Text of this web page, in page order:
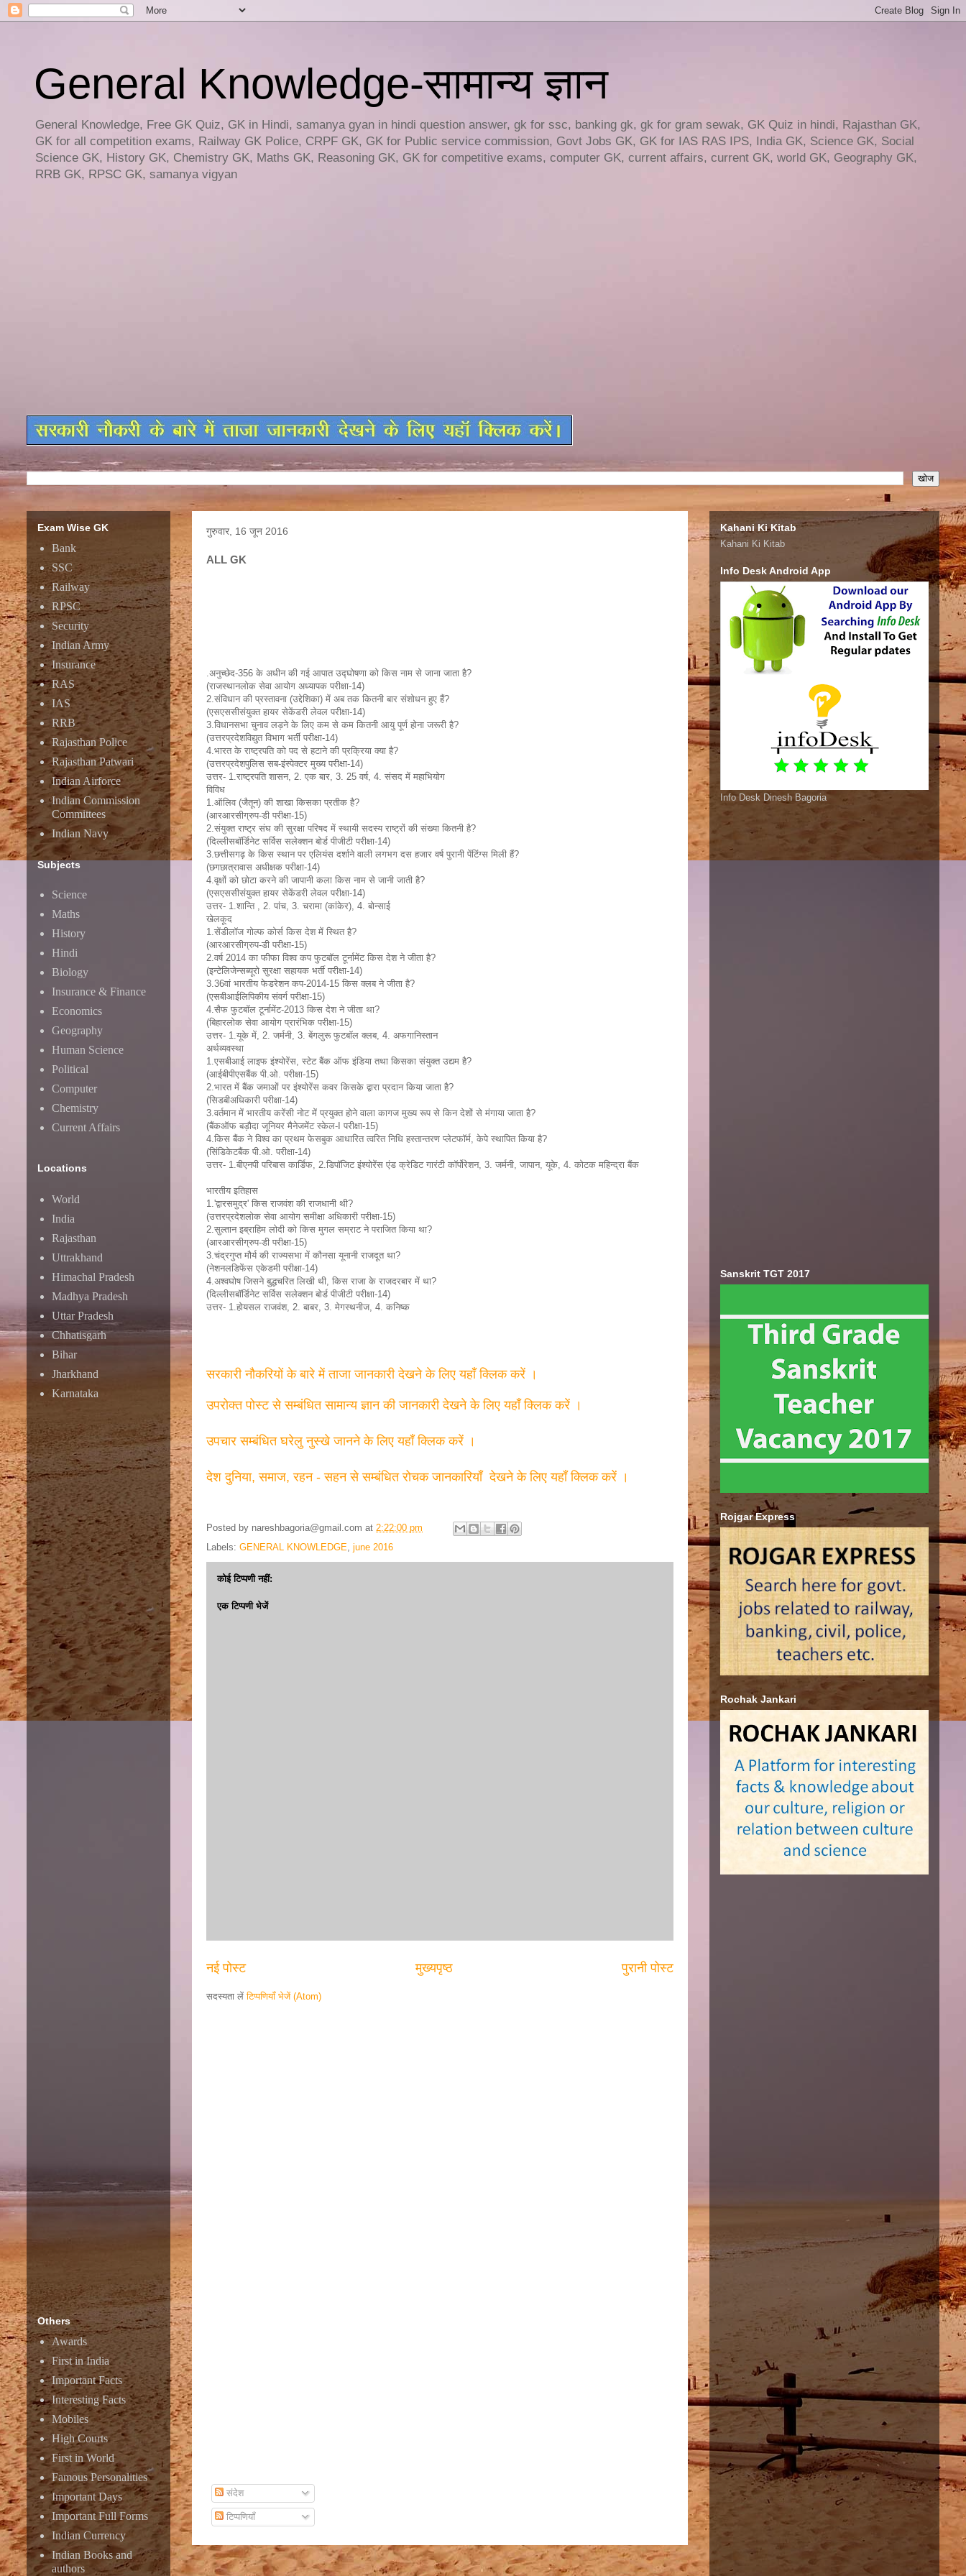
General Knowledge-सामान्य ज्ञान
General Knowledge, Free GK Quiz, GK in Hindi, samanya gyan in hindi question answer, gk for ssc, banking gk, gk for gram sewak, GK Quiz in hindi, Rajasthan GK,
GK for all competition exams, Railway GK Police, CRPF GK, GK for Public service commission, Govt Jobs GK, GK for IAS RAS IPS, India GK, Science GK, Social
Science GK, History GK, Chemistry GK, Maths GK, Reasoning GK, GK for competitive exams, computer GK, current affairs, current GK, world GK, Geography GK,
RRB GK, RPSC GK, samanya vigyan
गुरुवार, 16 जून 2016
ALL GK
.अनुच्छेद-356 के अधीन की गई आपात उद्घोषणा को किस नाम से जाना जाता है?
(राजस्थानलोक सेवा आयोग अध्यापक परीक्षा-14)
2.संविधान की प्रस्तावना (उद्देशिका) में अब तक कितनी बार संशोधन हुए हैं?
(एसएससीसंयुक्त हायर सेकेंडरी लेवल परीक्षा-14)
3.विधानसभा चुनाव लड़ने के लिए कम से कम कितनी आयु पूर्ण होना जरूरी है?
(उत्तरप्रदेशविद्युत विभाग भर्ती परीक्षा-14)
4.भारत के राष्ट्रपति को पद से हटाने की प्रक्रिया क्या है?
(उत्तरप्रदेशपुलिस सब-इंस्पेक्टर मुख्य परीक्षा-14)
उत्तर- 1.राष्ट्रपति शासन, 2. एक बार, 3. 25 वर्ष, 4. संसद में महाभियोग
विविध
1.ऑलिव (जैतून) की शाखा किसका प्रतीक है?
(आरआरसीग्रुप-डी परीक्षा-15)
2.संयुक्त राष्ट्र संघ की सुरक्षा परिषद में स्थायी सदस्य राष्ट्रों की संख्या कितनी है?
(दिल्लीसबॉर्डिनेट सर्विस सलेक्शन बोर्ड पीजीटी परीक्षा-14)
3.छत्तीसगढ़ के किस स्थान पर एलियंस दर्शाने वाली लगभग दस हजार वर्ष पुरानी पेंटिंग्स मिली हैं?
(छगछात्रावास अधीक्षक परीक्षा-14)
4.वृक्षों को छोटा करने की जापानी कला किस नाम से जानी जाती है?
(एसएससीसंयुक्त हायर सेकेंडरी लेवल परीक्षा-14)
उत्तर- 1.शान्ति , 2. पांच, 3. चरामा (कांकेर), 4. बोन्साई
खेलकूद
1.सेंडीलॉज गोल्फ कोर्स किस देश में स्थित है?
(आरआरसीग्रुप-डी परीक्षा-15)
2.वर्ष 2014 का फीफा विश्व कप फुटबॉल टूर्नामेंट किस देश ने जीता है?
(इन्टेलिजेन्सब्यूरो सुरक्षा सहायक भर्ती परीक्षा-14)
3.36वां भारतीय फेडरेशन कप-2014-15 किस क्लब ने जीता है?
(एसबीआईलिपिकीय संवर्ग परीक्षा-15)
4.सैफ फुटबॉल टूर्नामेंट-2013 किस देश ने जीता था?
(बिहारलोक सेवा आयोग प्रारंभिक परीक्षा-15)
उत्तर- 1.यूके में, 2. जर्मनी, 3. बेंगलुरू फुटबॉल क्लब, 4. अफगानिस्तान
अर्थव्यवस्था
1.एसबीआई लाइफ इंश्योरेंस, स्टेट बैंक ऑफ इंडिया तथा किसका संयुक्त उद्यम है?
(आईबीपीएसबैंक पी.ओ. परीक्षा-15)
2.भारत में बैंक जमाओं पर इंश्योरेंस कवर किसके द्वारा प्रदान किया जाता है?
(सिडबीअधिकारी परीक्षा-14)
3.वर्तमान में भारतीय करेंसी नोट में प्रयुक्त होने वाला कागज मुख्य रूप से किन देशों से मंगाया जाता है?
(बैंकऑफ बड़ौदा जूनियर मैनेजमेंट स्केल-I परीक्षा-15)
4.किस बैंक ने विश्व का प्रथम फेसबुक आधारित त्वरित निधि हस्तान्तरण प्लेटफॉर्म, केपे स्थापित किया है?
(सिंडिकेटबैंक पी.ओ. परीक्षा-14)
उत्तर- 1.बीएनपी परिबास कार्डिफ, 2.डिपॉजिट इंश्योरेंस एंड क्रेडिट गारंटी कॉर्पोरेशन, 3. जर्मनी, जापान, यूके, 4. कोटक महिन्द्रा बैंक
भारतीय इतिहास
1.'द्वारसमुद्र' किस राजवंश की राजधानी थी?
(उत्तरप्रदेशलोक सेवा आयोग समीक्षा अधिकारी परीक्षा-15)
2.सुल्तान इब्राहिम लोदी को किस मुगल सम्राट ने पराजित किया था?
(आरआरसीग्रुप-डी परीक्षा-15)
3.चंद्रगुप्त मौर्य की राज्यसभा में कौनसा यूनानी राजदूत था?
(नेशनलडिफेंस एकेडमी परीक्षा-14)
4.अश्वघोष जिसने बुद्धचरित लिखी थी, किस राजा के राजदरबार में था?
(दिल्लीसबॉर्डिनेट सर्विस सलेक्शन बोर्ड पीजीटी परीक्षा-14)
उत्तर- 1.होयसल राजवंश, 2. बाबर, 3. मेगस्थनीज, 4. कनिष्क
सरकारी नौकरियों के बारे में ताजा जानकारी देखने के लिए यहाँ क्लिक करें ।
उपरोक्त पोस्ट से सम्बंधित सामान्य ज्ञान की जानकारी देखने के लिए यहाँ क्लिक करें ।
उपचार सम्बंधित घरेलु नुस्खे जानने के लिए यहाँ क्लिक करें ।
देश दुनिया, समाज, रहन - सहन से सम्बंधित रोचक जानकारियाँ देखने के लिए यहाँ क्लिक करें ।
Posted by nareshbagoria@gmail.com at 2:22:00 pm
Labels: GENERAL KNOWLEDGE, june 2016
कोई टिप्पणी नहीं:
एक टिप्पणी भेजें
नई पोस्ट पुरानी पोस्ट
मुख्यपृष्ठ
सदस्यता लेंटिप्पणियाँ भेजें (Atom)
संदेश
टिप्पणियाँ
Exam Wise GK
Bank
SSC
Railway
RPSC
Security
Indian Army
Insurance
RAS
IAS
RRB
Rajasthan Police
Rajasthan Patwari
Indian Airforce
Indian Commission
Committees
Indian Navy
Subjects
Science
Maths
History
Hindi
Biology
Insurance & Finance
Economics
Geography
Human Science
Political
Computer
Chemistry
Current Affairs
Locations
World
India
Rajasthan
Uttrakhand
Himachal Pradesh
Madhya Pradesh
Uttar Pradesh
Chhatisgarh
Bihar
Jharkhand
Karnataka
Others
Awards
First in India
Important Facts
Interesting Facts
Mobiles
High Courts
First in World
Famous Personalities
Important Days
Important Full Forms
Indian Currency
Indian Books and
authors
Kahani Ki Kitab
Kahani Ki Kitab
Info Desk Android App
Info Desk Dinesh Bagoria
Sanskrit TGT 2017
Rojgar Express
Rochak Jankari